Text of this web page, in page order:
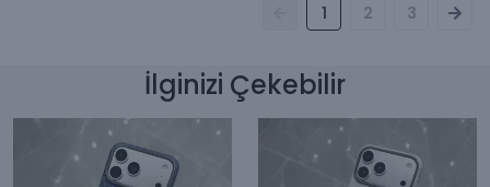
1 2 3
İlginizi Çekebilir